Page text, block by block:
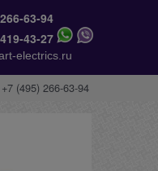
63-94
43-27
electrics.ru
+7 (495) 266-63-94